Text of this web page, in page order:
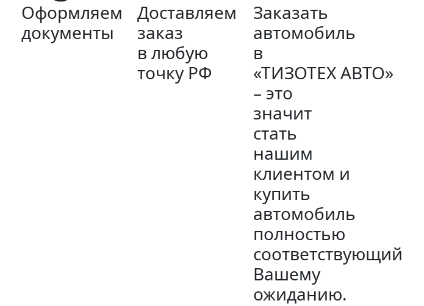
Оформляем
документы
Доставляем
заказ
в любую
точку РФ
Заказать
автомобиль
в
«ТИЗОТЕХ АВТО»
– это
значит
стать
нашим
клиентом и
купить
автомобиль
полностью
соответствующий
Вашему
ожиданию.